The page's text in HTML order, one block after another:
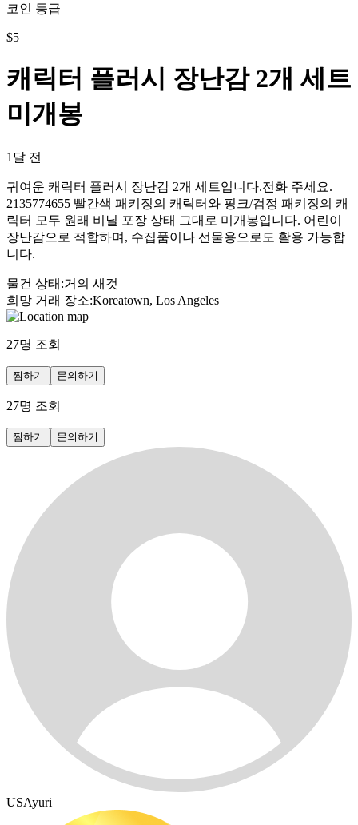
코인 등급
$5
캐릭터 플러시 장난감 2개 세트
미개봉
1달 전
귀여운 캐릭터 플러시 장난감 2개 세트입니다.전화 주세요.
2135774655 빨간색 패키징의 캐릭터와 핑크/검정 패키징의 캐
릭터 모두 원래 비닐 포장 상태 그대로 미개봉입니다. 어린이
장난감으로 적합하며, 수집품이나 선물용으로도 활용 가능합
니다.
물건 상태 :거의 새것
희망 거래 장소:Koreatown, Los Angeles
27명 조회
찜하기 문의하기
27명 조회
찜하기 문의하기
USAyuri